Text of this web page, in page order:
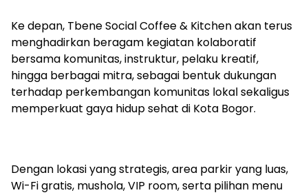
Ke depan, Tbene Social Coffee & Kitchen akan terus
menghadirkan beragam kegiatan kolaboratif
bersama komunitas, instruktur, pelaku kreatif,
hingga berbagai mitra, sebagai bentuk dukungan
terhadap perkembangan komunitas lokal sekaligus
memperkuat gaya hidup sehat di Kota Bogor.
Dengan lokasi yang strategis, area parkir yang luas,
Wi-Fi gratis, mushola, VIP room, serta pilihan menu